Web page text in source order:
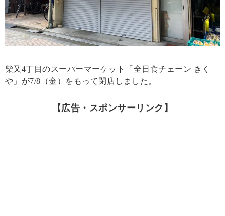
柴又4丁目のスーパーマーケット「全日食チェーン きく
や」が7/8（金）をもって閉店しました。
【広告・スポンサーリンク】